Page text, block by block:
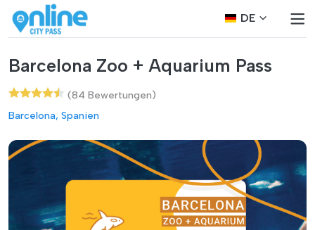
DE
Barcelona Zoo + Aquarium Pass
(84 Bewertungen)
Barcelona, Spanien